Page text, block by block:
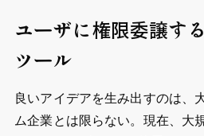
ユーザに権限委譲す
ツール
良いアイデアを生み出すのは、
ム企業とは限らない。現在、大